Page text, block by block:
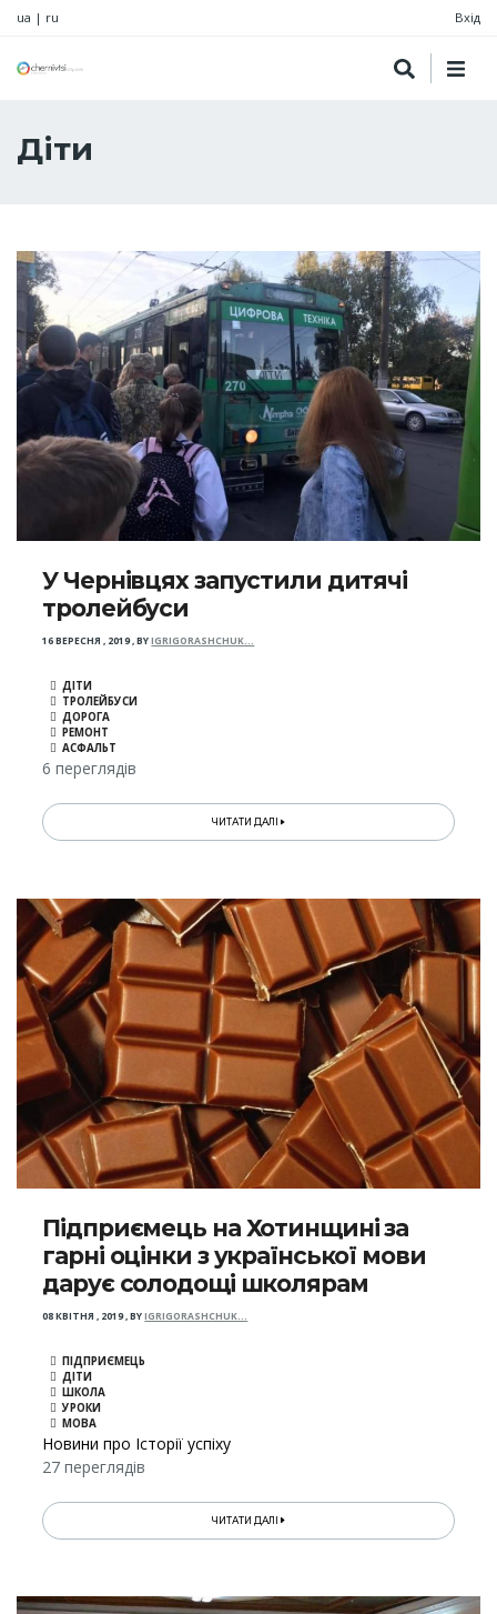
ua | ru Вхід
Діти
У Чернівцях запустили дитячі
тролейбуси
16 ВЕРЕСНЯ , 2019,BYIGRIGORASHCHUK…
ДІТИ
ТРОЛЕЙБУСИ
ДОРОГА
РЕМОНТ
АСФАЛЬТ
6 переглядів
ЧИТАТИ ДАЛІ
Підприємець на Хотинщині за
гарні оцінки з української мови
дарує солодощі школярам
08 КВІТНЯ , 2019,BYIGRIGORASHCHUK…
ПІДПРИЄМЕЦЬ
ДІТИ
ШКОЛА
УРОКИ
МОВА
Новини про Історії успіху
27 переглядів
ЧИТАТИ ДАЛІ